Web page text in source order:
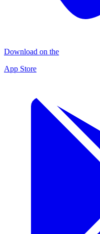
Download on the
App Store